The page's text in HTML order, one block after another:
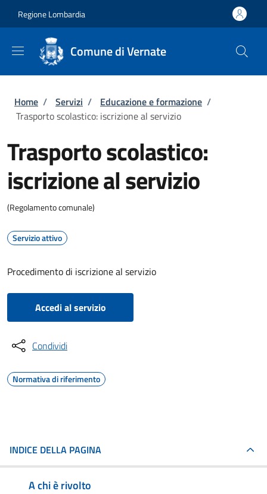
Regione Lombardia
Comune di Vernate
Briciole di pane
Home / Servizi / Educazione e formazione /
Trasporto scolastico: iscrizione al servizio
Trasporto scolastico:
iscrizione al servizio
(Regolamento comunale)
Servizio attivo
Procedimento di iscrizione al servizio
Accedi al servizio
Condividi
Normativa di riferimento
INDICE DELLA PAGINA
A chi è rivolto